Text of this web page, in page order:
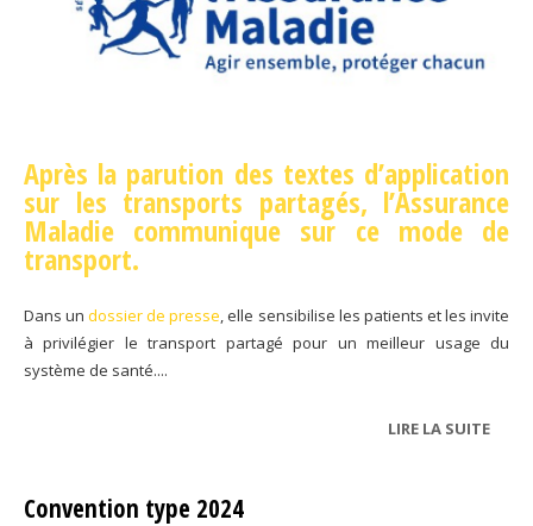
Après la parution des textes d’application
sur les transports partagés, l’Assurance
Maladie communique sur ce mode de
transport.
Dans undossier de presse, elle sensibilise les patients et les invite
à privilégier le transport partagé pour un meilleur usage du
système de santé....
LIRE LA SUITEDE
Convention type 2024